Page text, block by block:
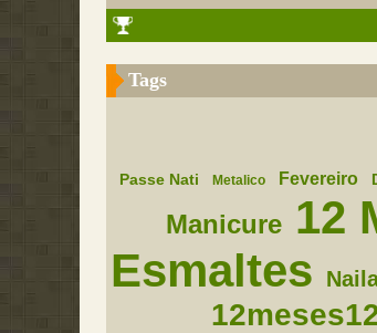
Tags
Passe Nati Metalico Fevereiro
Manicure 12
Esmaltes